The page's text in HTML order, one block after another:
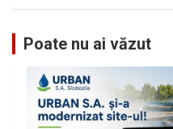
Poate nu ai văzut